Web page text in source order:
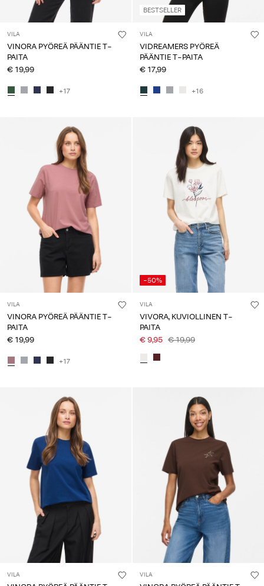
VILA
VINORA PYÖREÄ PÄÄNTIE T-
PAITA
€ 19,99
+17
BESTSELLER
VILA
VIDREAMERS PYÖREÄ
PÄÄNTIE T-PAITA
€ 17,99
+16
VILA
VINORA PYÖREÄ PÄÄNTIE T-
PAITA
€ 19,99
+17
-50%
VILA
VIVORA, KUVIOLLINEN T-
PAITA
€ 9,95 € 19,99
VILA VILA